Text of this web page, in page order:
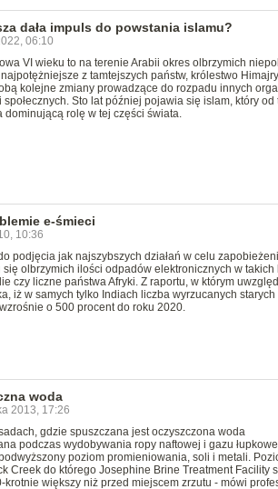
dała impuls do powstania islamu?
06:10
VI wieku to na terenie Arabii okres olbrzymich
z tamtejszych państw, królestwo
kolejne zmiany prowadzące do rozpadu innych
społecznych. Sto lat później pojawia się islam, który od
dominującą rolę w tej części świata.
e-śmieci
10:36
podjęcia jak najszybszych działań w celu
olbrzymich ilości odpadów elektronicznych w takich
czy liczne państwa Afryki. Z raportu, w którym
iż w samych tylko Indiach liczba wyrzucanych starych
o 500 procent do roku 2020.
woda
2013, 17:26
gdzie spuszczana jest oczyszczona woda
podczas wydobywania ropy naftowej i gazu
poziom promieniowania, soli i metali.
Creek do którego Josephine Brine Treatment Facility
krotnie większy niż przed miejscem zrzutu - mówi